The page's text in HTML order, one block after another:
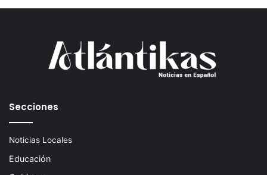
Secciones
Noticias Locales
Educación